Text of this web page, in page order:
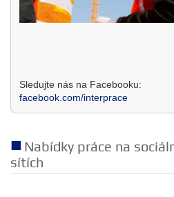
Sledujte nás na Facebooku:
facebook.com/interprace
Nabídky práce na
sítích